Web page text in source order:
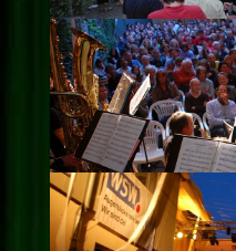
Konzept
Archiv
Kontakt
Impressum
Datenschutz